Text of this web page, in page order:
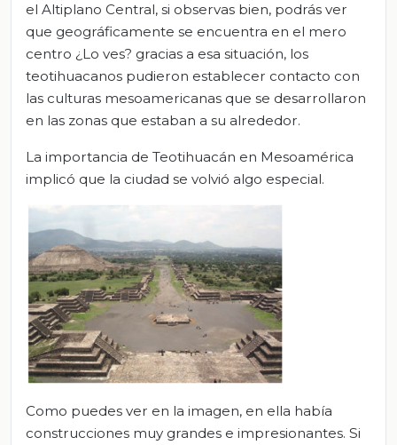
el Altiplano Central, si observas bien, podrás ver
que geográficamente se encuentra en el mero
centro ¿Lo ves? gracias a esa situación, los
teotihuacanos pudieron establecer contacto con
las culturas mesoamericanas que se desarrollaron
en las zonas que estaban a su alrededor.
La importancia de Teotihuacán en Mesoamérica
implicó que la ciudad se volvió algo especial.
Como puedes ver en la imagen, en ella había
construcciones muy grandes e impresionantes. Si